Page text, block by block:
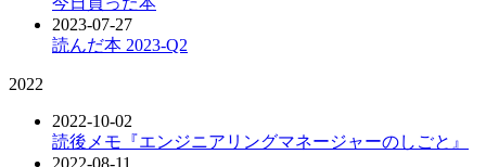
2023-07-27
読んだ本 2023-Q2
2022
2022-10-02
読後メモ『エンジニアリングマネージャーのしごと』
2022-08-11